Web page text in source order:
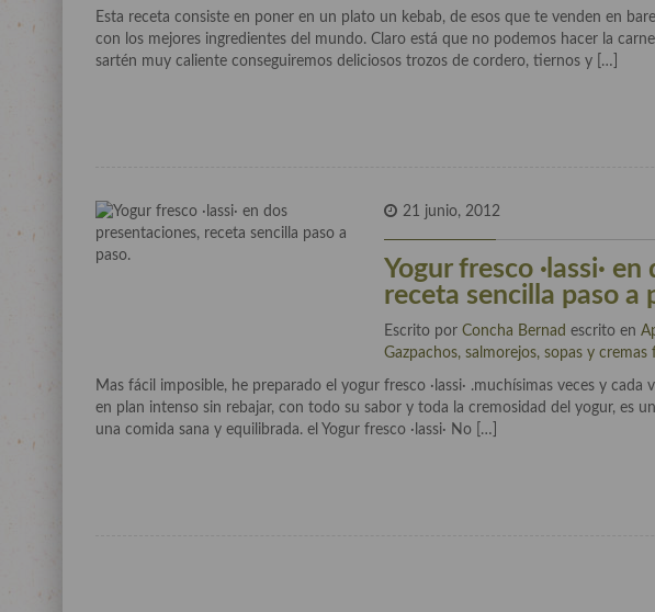
Esta receta consiste en poner en un plato un kebab, de esos que te venden en
con los mejores ingredientes del mundo. Claro está que no podemos hacer la
sartén muy caliente conseguiremos deliciosos trozos de cordero, tiernos y […]
21 junio, 2012
Yogur fresco ·lassi·
receta sencilla paso a
Escrito porConcha Bernad escrito en
Gazpachos, salmorejos, sopas y cremas
Mas fácil imposible, he preparado el yogur fresco ·lassi· .muchísimas veces y cada
en plan intenso sin rebajar, con todo su sabor y toda la cremosidad del yogur, es
una comida sana y equilibrada. el Yogur fresco ·lassi· No […]